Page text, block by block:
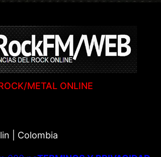
METAL ONLINE
| Colombia